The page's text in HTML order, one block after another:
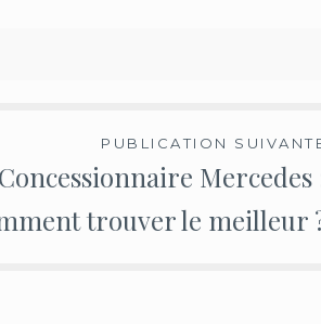
PUBLICATION
Concessionnaire Mercedes
trouver le meilleur